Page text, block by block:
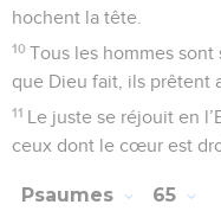
hochent la tête.
10 Tous les hommes
que Dieu fait, ils prêtent
11 Le juste se réjouit en
ceux dont le cœur est
Psaumes 65